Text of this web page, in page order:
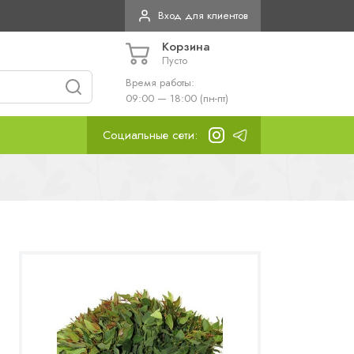
Вход для клиентов
Корзина
Пусто
Время работы:
09:00 — 18:00 (пн-пт)
Социальные сети: